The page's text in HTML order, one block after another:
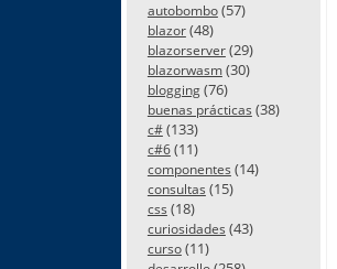
autobombo(57)
blazor(48)
blazorserver(29)
blazorwasm(30)
blogging(76)
buenas prácticas (38)
c#(133)
c#6(11)
componentes (14)
consultas (15)
css (18)
curiosidades (43)
curso(11)